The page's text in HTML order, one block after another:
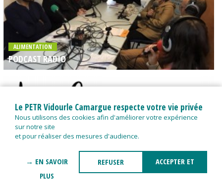
ALIMENTATION
PODCAST RADIO
ALIMENTATION
POUR SENSIBILISER LES ÉLUS LOCAUX !
Le PETR Vidourle Camargue respecte votre vie privée
Nous utilisons des cookies afin d'améliorer votre expérience
sur notre site
et pour réaliser des mesures d'audience.
→ EN SAVOIR
PLUS
REFUSER
ACCEPTER ET
FERMER